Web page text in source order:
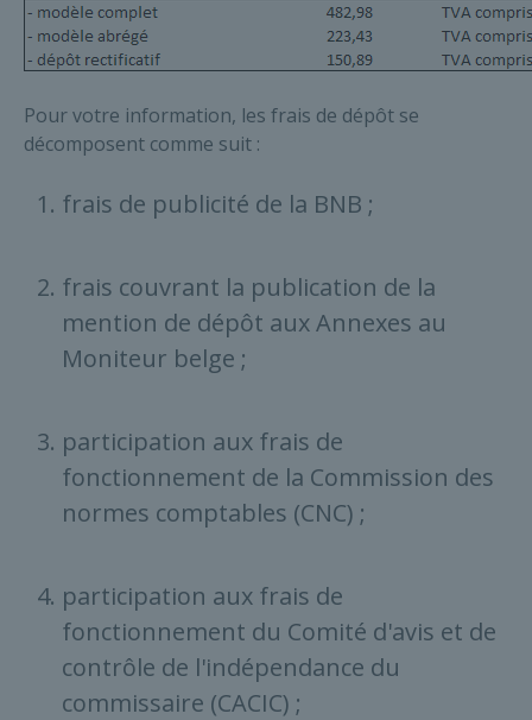
Pour votre information, les frais de dépôt se
décomposent comme suit :
frais de publicité de la BNB ;
frais couvrant la publication de la
mention de dépôt aux Annexes au
Moniteur belge ;
participation aux frais de
fonctionnement de la Commission des
normes comptables (CNC) ;
participation aux frais de
fonctionnement du Comité d'avis et de
contrôle de l'indépendance du
commissaire (CACIC) ;